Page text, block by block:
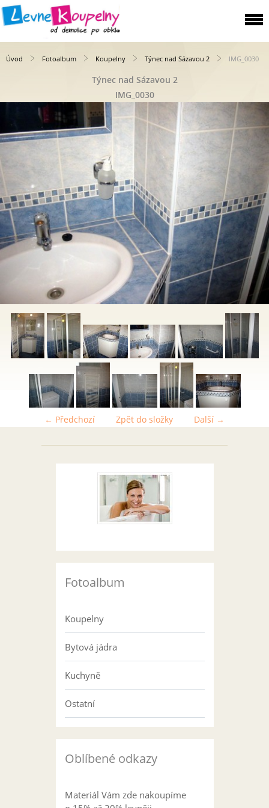
Úvod Fotoalbum Koupelny Týnec nad Sázavou 2 IMG_0030
Týnec nad Sázavou 2
IMG_0030
← Předchozí Další →
Zpět do složky
Fotoalbum
Koupelny
Bytová jádra
Kuchyně
Ostatní
Oblíbené odkazy
Materiál Vám zde nakoupíme